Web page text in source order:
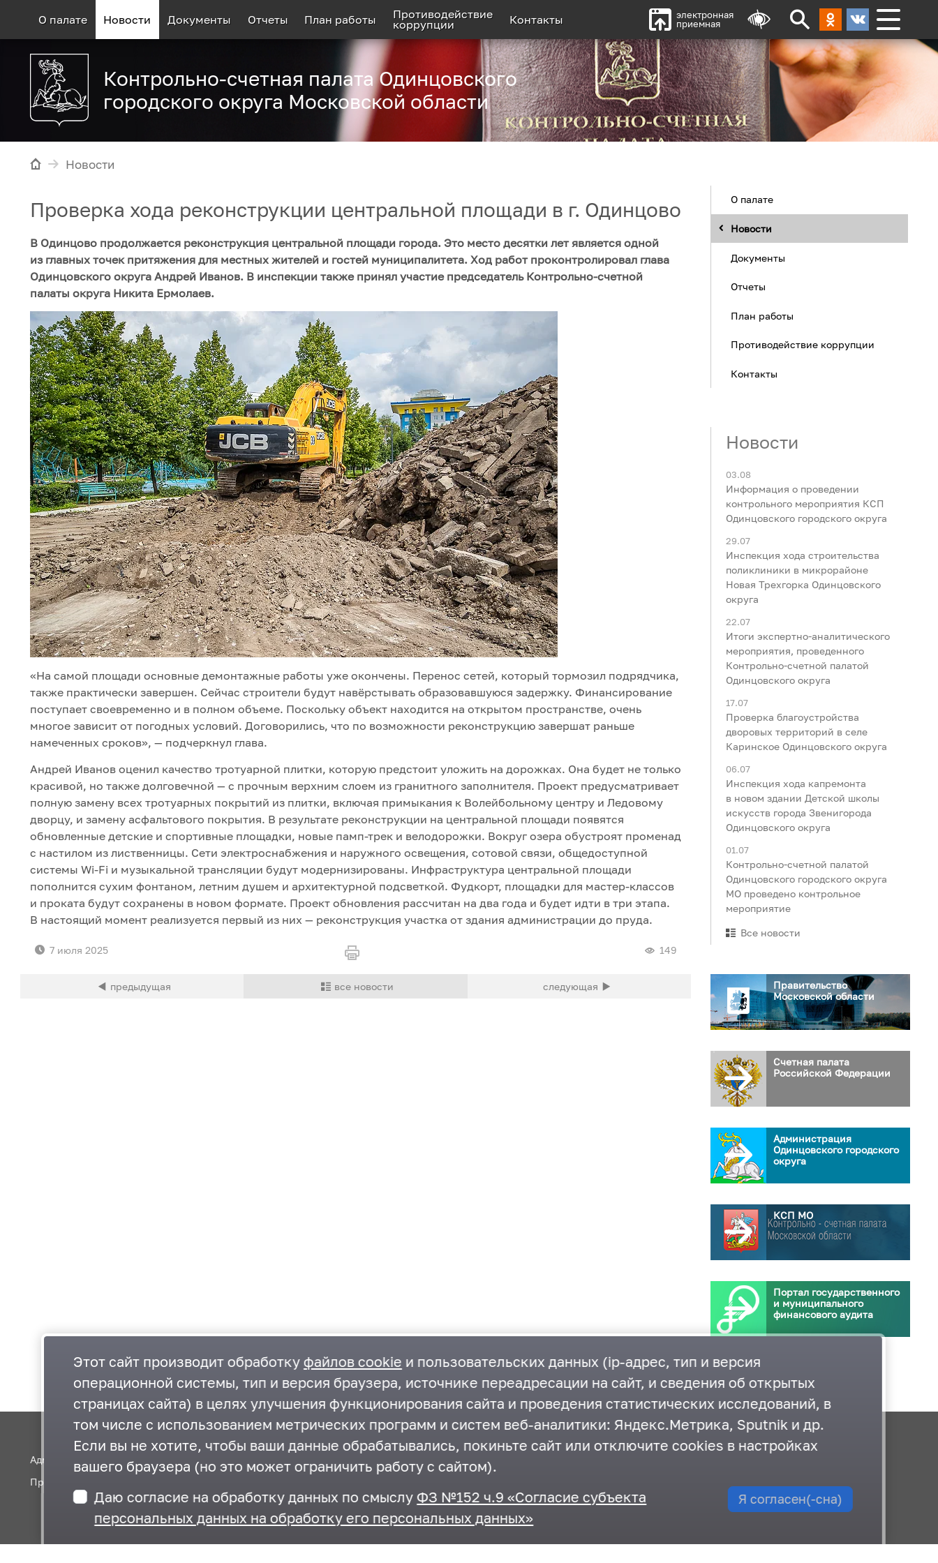
О палате Новости Документы Отчеты План работы
Противодействие
коррупции
Контакты
электронная
приемная
Контрольно-счетная палата Одинцовского
городского округа Московской области
Новости
Проверка хода реконструкции центральной площади в г. Одинцово
В Одинцово продолжается реконструкция центральной площади города. Это место десятки лет является одной
из главных точек притяжения для местных жителей и гостей муниципалитета. Ход работ проконтролировал глава
Одинцовского округа Андрей Иванов. В инспекции также принял участие председатель Контрольно-счетной
палаты округа Никита Ермолаев.
«На самой площади основные демонтажные работы уже окончены. Перенос сетей, который тормозил подрядчика,
также практически завершен. Сейчас строители будут навёрстывать образовавшуюся задержку. Финансирование
поступает своевременно и в полном объеме. Поскольку объект находится на открытом пространстве, очень
многое зависит от погодных условий. Договорились, что по возможности реконструкцию завершат раньше
намеченных сроков», — подчеркнул глава.
Андрей Иванов оценил качество тротуарной плитки, которую предстоит уложить на дорожках. Она будет не только
красивой, но также долговечной — с прочным верхним слоем из гранитного заполнителя. Проект предусматривает
полную замену всех тротуарных покрытий из плитки, включая примыкания к Волейбольному центру и Ледовому
дворцу, и замену асфальтового покрытия. В результате реконструкции на центральной площади появятся
обновленные детские и спортивные площадки, новые памп-трек и велодорожки. Вокруг озера обустроят променад
с настилом из лиственницы. Сети электроснабжения и наружного освещения, сотовой связи, общедоступной
системы Wi-Fi и музыкальной трансляции будут модернизированы. Инфраструктура центральной площади
пополнится сухим фонтаном, летним душем и архитектурной подсветкой. Фудкорт, площадки для мастер-классов
и проката будут сохранены в новом формате. Проект обновления рассчитан на два года и будет идти в три этапа.
В настоящий момент реализуется первый из них — реконструкция участка от здания администрации до пруда.
7 июля 2025 149
О палате
Новости
Документы
Отчеты
План работы
Противодействие коррупции
Контакты
Новости
03.08
Информация о проведении
контрольного мероприятия КСП
Одинцовского городского округа
29.07
Инспекция хода строительства
поликлиники в микрорайоне
Новая Трехгорка Одинцовского
округа
22.07
Итоги экспертно-аналитического
мероприятия, проведенного
Контрольно-счетной палатой
Одинцовского округа
17.07
Проверка благоустройства
дворовых территорий в селе
Каринское Одинцовского округа
06.07
Инспекция хода капремонта
в новом здании Детской школы
искусств города Звенигорода
Одинцовского округа
01.07
Контрольно-счетной палатой
Одинцовского городского округа
МО проведено контрольное
мероприятие
Все новости
Правительство
Московской области
Счетная палата
Российской Федерации
Администрация
Одинцовского городского
округа
КСП МО
Портал государственного
и муниципального
финансового аудита
Администрация Одинцовского округа
Правительство Московской области
+7 495-593-27-41,+7 495-367-11-87
odin_ksp@mosreg.ru,krkomr@yandex.ru
Карта сайта
Этот сайт производит обработку файлов cookie и пользовательских данных (ip-адрес, тип и версия
операционной системы, тип и версия браузера, источнике переадресации на сайт, и сведения об открытых
страницах сайта) в целях улучшения функционирования сайта и проведения статистических исследований, в
том числе с использованием метрических программ и систем веб-аналитики: Яндекс.Метрика, Sputnik и др.
Если вы не хотите, чтобы ваши данные обрабатывались, покиньте сайт или отключите cookies в настройках
вашего браузера (но это может ограничить работу с сайтом).
Даю согласие на обработку данных по смыслуФЗ №152 ч.9 «Согласие субъекта
персональных данных на обработку его персональных данных»
Я согласен(-сна)